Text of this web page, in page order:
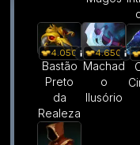
4.050
Bastão
Preto
da
Realeza
4.650
Machad
o
Ilusório